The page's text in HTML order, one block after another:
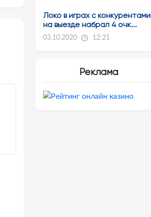
Локо в играх с конкурентами
на выезде набрал 4 очк...
03.10.2020 12:21
Реклама